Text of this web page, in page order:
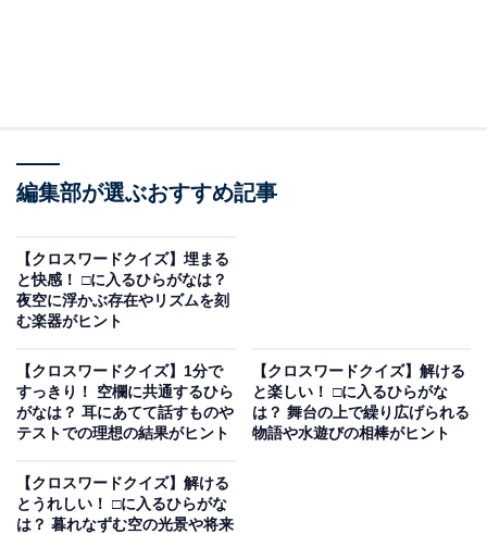
編集部が選ぶおすすめ記事
【クロスワードクイズ】埋まる
と快感！ □に入るひらがなは？
夜空に浮かぶ存在やリズムを刻
む楽器がヒント
【クロスワードクイズ】1分で
すっきり！ 空欄に共通するひら
がなは？ 耳にあてて話すものや
テストでの理想の結果がヒント
【クロスワードクイズ】解ける
と楽しい！ □に入るひらがな
は？ 舞台の上で繰り広げられる
物語や水遊びの相棒がヒント
【クロスワードクイズ】解ける
とうれしい！ □に入るひらがな
は？ 暮れなずむ空の光景や将来